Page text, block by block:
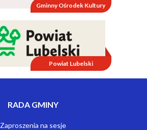
Gminny Ośrodek Kultury
Powiat Lubelski
RADA GMINY
Zaproszenia na sesje